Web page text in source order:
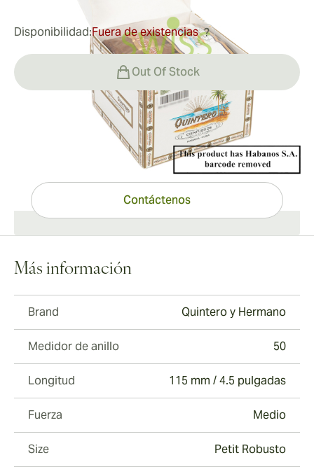
fue
Disponibilidad:Fuera de existencias ?
Out Of Stock
¿Tiene preguntas?
Ayuda experta a un clic de distancia
Contáctenos
Más información
Brand Quintero y Hermano
Medidor de anillo 50
Longitud 115 mm / 4.5 pulgadas
Fuerza Medio
Size Petit Robusto